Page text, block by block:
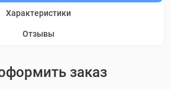
Характеристики
Отзывы
заказ